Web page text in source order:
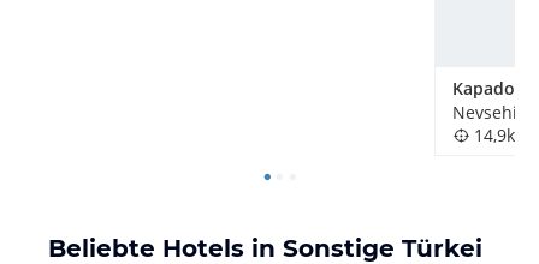
Nevsehir,
14,9km
Beliebte Hotels in Sonstige Türkei